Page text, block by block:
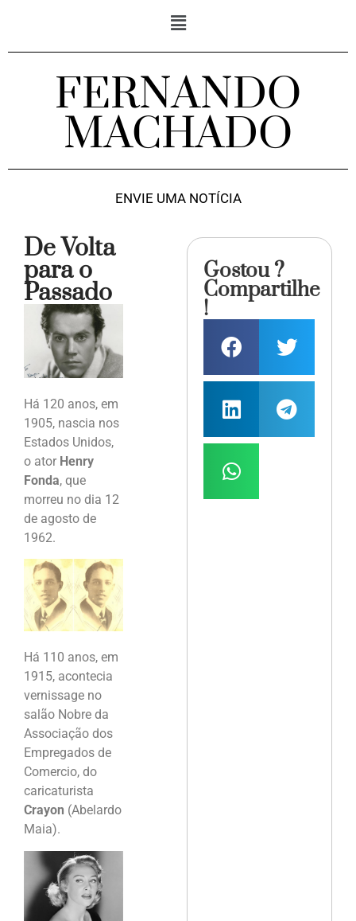
FERNANDO
MACHADO
ENVIE UMA NOTÍCIA
De Volta
para o
Passado
Há 120 anos, em
1905, nascia nos
Estados Unidos,
o ator Henry
Fonda, que
morreu no dia 12
de agosto de
1962.
Há 110 anos, em
1915, acontecia
vernissage no
salão Nobre da
Associação dos
Empregados de
Comercio, do
caricaturista
Crayon (Abelardo
Maia).
Gostou ?
Compartilhe
!